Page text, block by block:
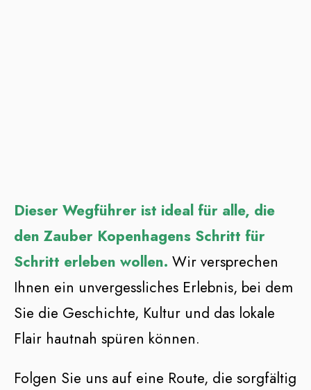
Dieser Wegführer ist ideal für alle, die
den Zauber Kopenhagens Schritt für
Schritt erleben wollen. Wir versprechen
Ihnen ein unvergessliches Erlebnis, bei dem
Sie die Geschichte, Kultur und das lokale
Flair hautnah spüren können.
Folgen Sie uns auf eine Route, die sorgfältig